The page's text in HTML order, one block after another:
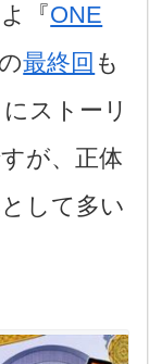
『ONE
最終回 も
ストーリ
が、正体
して多い